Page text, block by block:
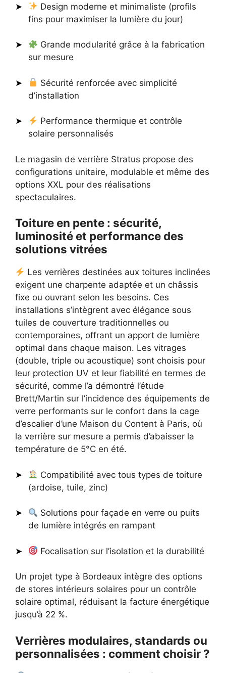
Design moderne et minimaliste (profils
fins pour maximiser la lumière du jour)
Grande modularité grâce à la fabrication
sur mesure
Sécurité renforcée avec simplicité
d’installation
Performance thermique et contrôle
solaire personnalisés
Le magasin de verrière Stratus propose des
configurations unitaire, modulable et même des
options XXL pour des réalisations
spectaculaires.
Toiture en pente : sécurité,
luminosité et performance des
solutions vitrées
Les verrières destinées aux toitures inclinées
exigent une charpente adaptée et un châssis
fixe ou ouvrant selon les besoins. Ces
installations s’intègrent avec élégance sous
tuiles de couverture traditionnelles ou
contemporaines, offrant un apport de lumière
optimal dans chaque maison. Les vitrages
(double, triple ou acoustique) sont choisis pour
leur protection UV et leur fiabilité en termes de
sécurité, comme l’a démontré l’étude
Brett/Martin sur l’incidence des équipements de
verre performants sur le confort dans la cage
d’escalier d’une Maison du Content à Paris, où
la verrière sur mesure a permis d’abaisser la
température de 5°C en été.
Compatibilité avec tous types de toiture
(ardoise, tuile, zinc)
Solutions pour façade en verre ou puits
de lumière intégrés en rampant
Focalisation sur l’isolation et la durabilité
Un projet type à Bordeaux intègre des options
de stores intérieurs solaires pour un contrôle
solaire optimal, réduisant la facture énergétique
jusqu’à 22 %.
Verrières modulaires, standards ou
personnalisées : comment choisir ?